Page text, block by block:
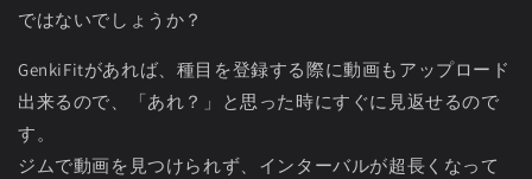
ではないでしょうか？
GenkiFitがあれば、種目を登録する際に動画もアップロード
出来るので、「あれ？」と思った時にすぐに見返せるので
す。
ジムで動画を見つけられず、インターバルが超長くなって